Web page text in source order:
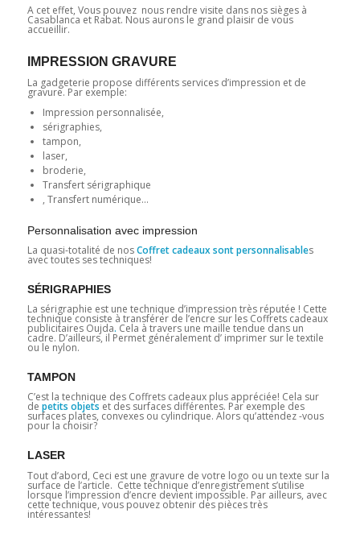
A cet effet, Vous pouvez nous rendre visite dans nos sièges à
Casablanca et Rabat. Nous aurons le grand plaisir de vous
accueillir.
IMPRESSION GRAVURE
La gadgeterie propose différents services d’impression et de
gravure. Par exemple:
Impression personnalisée,
sérigraphies,
tampon,
laser,
broderie,
Transfert sérigraphique
, Transfert numérique…
Personnalisation avec impression
La quasi-totalité de nosCoffret cadeaux sont personnalisables
avec toutes ses techniques!
SÉRIGRAPHIES
La sérigraphie est une technique d’impression très réputée ! Cette
technique consiste à transférer de l’encre sur les Coffrets cadeaux
publicitaires Oujda. Cela à travers une maille tendue dans un
cadre. D’ailleurs, il Permet généralement d’ imprimer sur le textile
ou le nylon.
TAMPON
C’est la technique des Coffrets cadeaux plus appréciée! Cela sur
de petits objets et des surfaces différentes. Par exemple des
surfaces plates, convexes ou cylindrique. Alors qu’attendez -vous
pour la choisir?
LASER
Tout d’abord, Ceci est une gravure de votre logo ou un texte sur la
surface de l’article. Cette technique d’enregistrement s’utilise
lorsque l’impression d’encre devient impossible. Par ailleurs, avec
cette technique, vous pouvez obtenir des pièces très
intéressantes!